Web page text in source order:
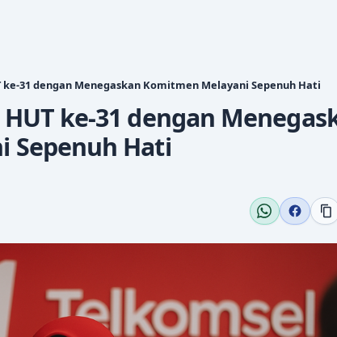
ke-31 dengan Menegaskan Komitmen Melayani Sepenuh Hati
ke-31 dengan
Sepenuh Hati